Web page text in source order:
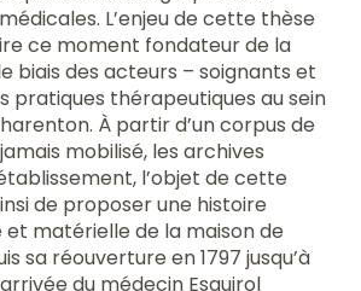
L’enjeu de cette thèse
ce moment fondateur de la
biais des acteurs – soignants et
pratiques thérapeutiques au sein
À partir d’un corpus de
mobilisé, les archives
l’objet de cette
de proposer une histoire
et matérielle de la maison de
sa réouverture en 1797 jusqu’à
du médecin Esquirol